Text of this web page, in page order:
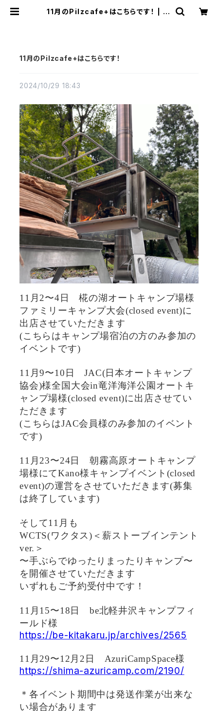
11月のPilzcafe+はこちらです！ | Pi
11月のPilzcafe+はこちらです！
2024/10/29 18:43
11月2〜4日 椛の湖オートキャンプ場様
ファミリーキャンプ大会(closed event)に
出店させていただきます
(こちらはキャンプ場宿泊の方のみ参加の
イベントです)
11月9〜10日 JAC(日本オートキャンプ
協会)様全国大会in竜洋海洋公園オートキ
ャンプ場様(closed event)に出店させてい
ただきます
(こちらはJAC会員様のみ参加のイベント
です)
11月23〜24日 朝霧高原オートキャンプ
場様にてKano様キャンプイベント(closed
event)の運営をさせていただきます(募集
は終了しています)
そして11月も
WCTS(ワクタス)＜薪ストーブインテント
ver.＞
〜手ぶらでゆったりまったりキャンプ〜
を開催させていただきます
いずれもご予約受付中です！
11月15〜18日 be北軽井沢キャンプフィ
ールド様
https://be-kitakaru.jp/archives/2565
11月29〜12月2日 AzuriCampSpace様
https://shima-azuricamp.com/2190/
＊各イベント期間中は発送作業が出来な
い場合があります